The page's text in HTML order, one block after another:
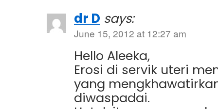
dr D says:
June 15, 2012 at 12:27 am
Hello Aleeka,
Erosi di servik uteri
yang
diwaspadai.